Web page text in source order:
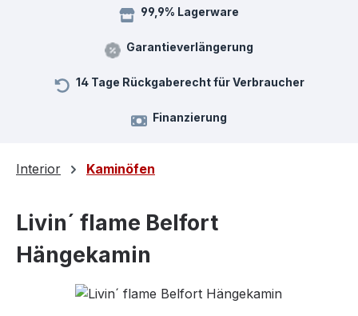
99,9% Lagerware
Garantieverlängerung
14 Tage Rückgaberecht für Verbraucher
Finanzierung
Interior Kaminöfen
Livin´ flame Belfort
Hängekamin
Bildergalerie überspringen